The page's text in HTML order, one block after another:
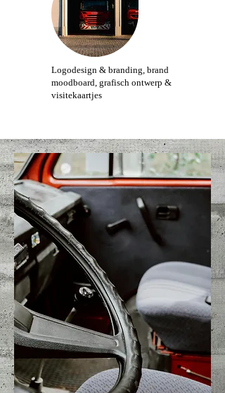
Logodesign & branding, brand
moodboard, grafisch ontwerp &
visitekaartjes